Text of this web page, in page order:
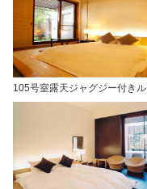
105号室露天ジャグジー付き